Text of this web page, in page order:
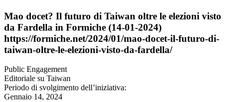
Mao docet? Il futuro di Taiwan oltre le elezioni visto
da Fardella in Formiche (14-01-2024)
https://formiche.net/2024/01/mao-docet-il-futuro-di-
taiwan-oltre-le-elezioni-visto-da-fardella/
Public Engagement
Editoriale su Taiwan
Periodo di svolgimento dell’iniziativa:
Gennaio 14, 2024